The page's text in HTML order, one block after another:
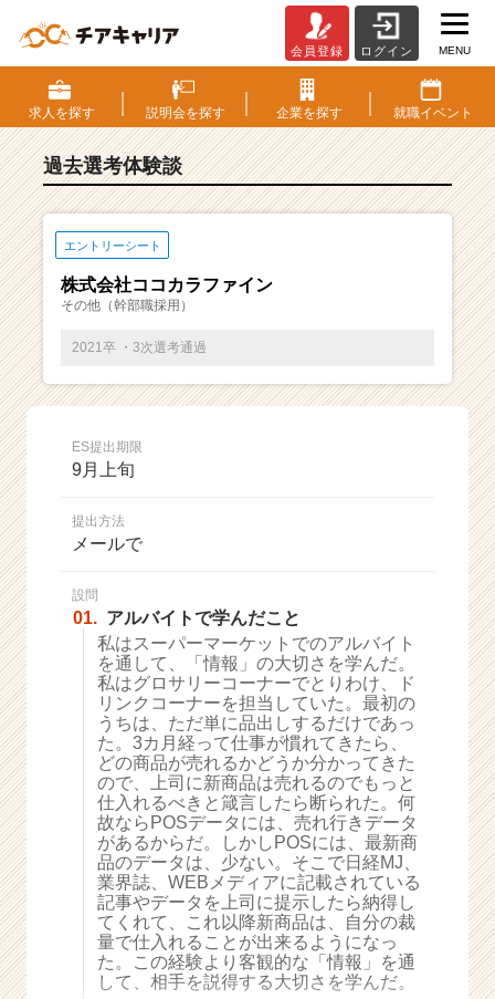
S・
選
考
験
ベ
ン
チ
ー・
成
ト
が
届
く
就
活
サ
イ
ト
チ
ア
キ
ャ
リ
ア
（C
h
会員登録 ログイン MENU
求人を探す 説明会を探す 企業を探す 就職イベント
過去選考体験談
エントリーシート
株式会社ココカラファイン
その他（幹部職採用）
2021卒 ・3次選考通過
ES提出期限
9月上旬
提出方法
メールで
設問
01. アルバイトで学んだこと
私はスーパーマーケットでのアルバイト
を通して、「情報」の大切さを学んだ。
私はグロサリーコーナーでとりわけ、ド
リンクコーナーを担当していた。最初の
うちは、ただ単に品出しするだけであっ
た。3カ月経って仕事が慣れてきたら、
どの商品が売れるかどうか分かってきた
ので、上司に新商品は売れるのでもっと
仕入れるべきと箴言したら断られた。何
故ならPOSデータには、売れ行きデータ
があるからだ。しかしPOSには、最新商
品のデータは、少ない。そこで日経MJ、
業界誌、WEBメディアに記載されている
記事やデータを上司に提示したら納得し
てくれて、これ以降新商品は、自分の裁
量で仕入れることが出来るようになっ
た。この経験より客観的な「情報」を通
して、相手を説得する大切さを学んだ。